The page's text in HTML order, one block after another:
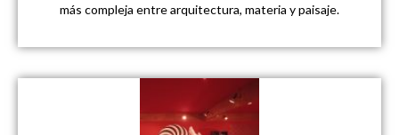
más compleja entre arquitectura, materia y paisaje.